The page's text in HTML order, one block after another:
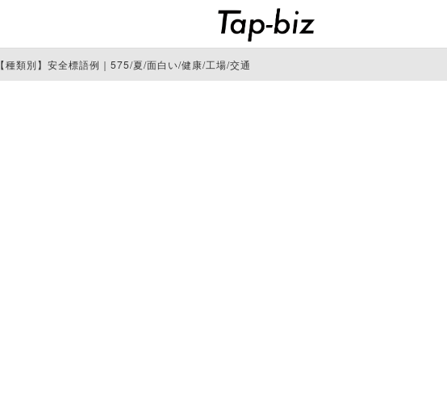
【種類別】安全標語例｜575/夏/面白い/健康/工場/交通